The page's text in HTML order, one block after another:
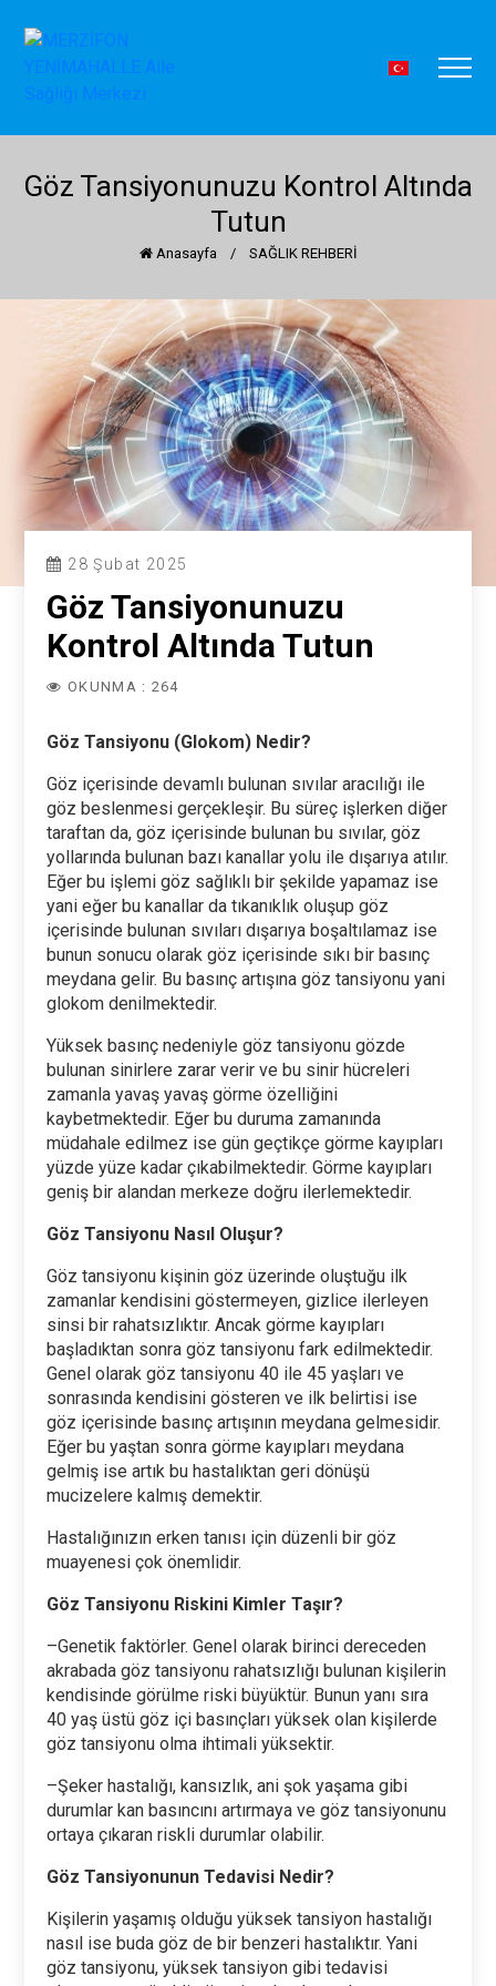
Göz Tansiyonunuzu Kontrol Altında
Tutun
Anasayfa / SAĞLIK REHBERİ
28 Şubat 2025
Göz Tansiyonunuzu
Kontrol Altında Tutun
OKUNMA : 264
Göz Tansiyonu (Glokom) Nedir?
Göz içerisinde devamlı bulunan sıvılar aracılığı ile
göz beslenmesi gerçekleşir. Bu süreç işlerken diğer
taraftan da, göz içerisinde bulunan bu sıvılar, göz
yollarında bulunan bazı kanallar yolu ile dışarıya atılır.
Eğer bu işlemi göz sağlıklı bir şekilde yapamaz ise
yani eğer bu kanallar da tıkanıklık oluşup göz
içerisinde bulunan sıvıları dışarıya boşaltılamaz ise
bunun sonucu olarak göz içerisinde sıkı bir basınç
meydana gelir. Bu basınç artışına göz tansiyonu yani
glokom denilmektedir.
Yüksek basınç nedeniyle göz tansiyonu gözde
bulunan sinirlere zarar verir ve bu sinir hücreleri
zamanla yavaş yavaş görme özelliğini
kaybetmektedir. Eğer bu duruma zamanında
müdahale edilmez ise gün geçtikçe görme kayıpları
yüzde yüze kadar çıkabilmektedir. Görme kayıpları
geniş bir alandan merkeze doğru ilerlemektedir.
Göz Tansiyonu Nasıl Oluşur?
Göz tansiyonu kişinin göz üzerinde oluştuğu ilk
zamanlar kendisini göstermeyen, gizlice ilerleyen
sinsi bir rahatsızlıktır. Ancak görme kayıpları
başladıktan sonra göz tansiyonu fark edilmektedir.
Genel olarak göz tansiyonu 40 ile 45 yaşları ve
sonrasında kendisini gösteren ve ilk belirtisi ise
göz içerisinde basınç artışının meydana gelmesidir.
Eğer bu yaştan sonra görme kayıpları meydana
gelmiş ise artık bu hastalıktan geri dönüşü
mucizelere kalmış demektir.
Hastalığınızın erken tanısı için düzenli bir göz
muayenesi çok önemlidir.
Göz Tansiyonu Riskini Kimler Taşır?
–Genetik faktörler. Genel olarak birinci dereceden
akrabada göz tansiyonu rahatsızlığı bulunan kişilerin
kendisinde görülme riski büyüktür. Bunun yanı sıra
40 yaş üstü göz içi basınçları yüksek olan kişilerde
göz tansiyonu olma ihtimali yüksektir.
–Şeker hastalığı, kansızlık, ani şok yaşama gibi
durumlar kan basıncını artırmaya ve göz tansiyonunu
ortaya çıkaran riskli durumlar olabilir.
Göz Tansiyonunun Tedavisi Nedir?
Kişilerin yaşamış olduğu yüksek tansiyon hastalığı
nasıl ise buda göz de bir benzeri hastalıktır. Yani
göz tansiyonu, yüksek tansiyon gibi tedavisi